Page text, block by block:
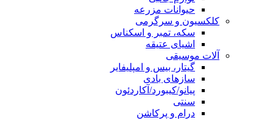
حیوانات مزرعه
کلکسیون و سرگرمی
سکه، تمبر و اسکناس
اشیای عتیقه
آلات موسیقی
گیتار، بیس و امپلیفایر
سازهای بادی
پیانو/کیبورد/آکاردئون
سنتی
درام و پرکاشن